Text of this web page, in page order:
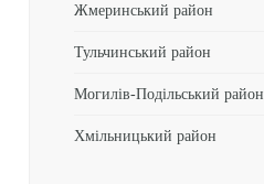
Жмеринський район
Тульчинський район
Могилів-Подільський район
Хмільницький район